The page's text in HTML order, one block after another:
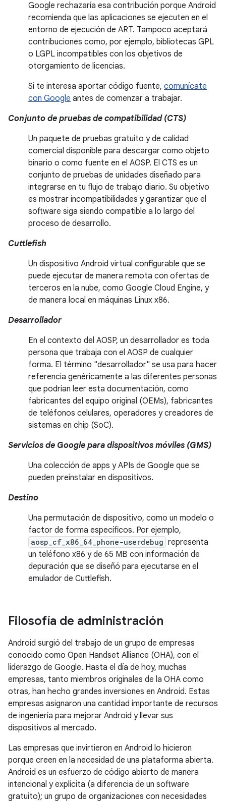
Google rechazaría esa contribución porque Android
recomienda que las aplicaciones se ejecuten en el
entorno de ejecución de ART. Tampoco aceptará
contribuciones como, por ejemplo, bibliotecas GPL
o LGPL incompatibles con los objetivos de
otorgamiento de licencias.
Si te interesa aportar código fuente, comunícate
con Google antes de comenzar a trabajar.
Conjunto de pruebas de compatibilidad (CTS)
Un paquete de pruebas gratuito y de calidad
comercial disponible para descargar como objeto
binario o como fuente en el AOSP. El CTS es un
conjunto de pruebas de unidades diseñado para
integrarse en tu flujo de trabajo diario. Su objetivo
es mostrar incompatibilidades y garantizar que el
software siga siendo compatible a lo largo del
proceso de desarrollo.
Cuttlefish
Un dispositivo Android virtual configurable que se
puede ejecutar de manera remota con ofertas de
terceros en la nube, como Google Cloud Engine, y
de manera local en máquinas Linux x86.
Desarrollador
En el contexto del AOSP, un desarrollador es toda
persona que trabaja con el AOSP de cualquier
forma. El término "desarrollador" se usa para hacer
referencia genéricamente a las diferentes personas
que podrían leer esta documentación, como
fabricantes del equipo original (OEMs), fabricantes
de teléfonos celulares, operadores y creadores de
sistemas en chip (SoC).
Servicios de Google para dispositivos móviles (GMS)
Una colección de apps y APIs de Google que se
pueden preinstalar en dispositivos.
Destino
Una permutación de dispositivo, como un modelo o
factor de forma específicos. Por ejemplo,
aosp_cf_x86_64_phone-userdebug representa
un teléfono x86 y de 65 MB con información de
depuración que se diseñó para ejecutarse en el
emulador de Cuttlefish.
Filosofía de administración
Android surgió del trabajo de un grupo de empresas
conocido como Open Handset Alliance (OHA), con el
liderazgo de Google. Hasta el día de hoy, muchas
empresas, tanto miembros originales de la OHA como
otras, han hecho grandes inversiones en Android. Estas
empresas asignaron una cantidad importante de recursos
de ingeniería para mejorar Android y llevar sus
dispositivos al mercado.
Las empresas que invirtieron en Android lo hicieron
porque creen en la necesidad de una plataforma abierta.
Android es un esfuerzo de código abierto de manera
intencional y explícita (a diferencia de un software
gratuito); un grupo de organizaciones con necesidades